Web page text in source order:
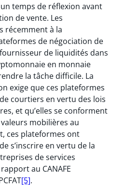
temps de réflexion avant
de vente. Les
récemment à la
de négociation de
de liquidités dans
en monnaie
la tâche difficile. La
exige que ces plateformes
courtiers en vertu des lois
et qu’elles se conforment
mobilières au
ces plateformes ont
s’inscrire en vertu de la
de services
au CANAFE
[5].